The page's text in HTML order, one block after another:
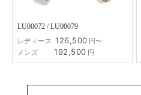
LU00072 / LU00079
レディース 126,500 円〜
メンズ
192,500 円